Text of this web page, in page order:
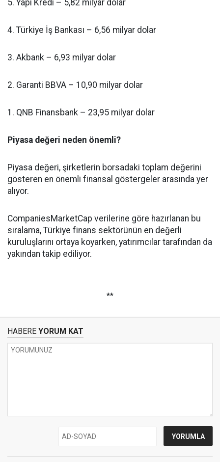
5. Yapı Kredi – 5,82 milyar dolar
4. Türkiye İş Bankası – 6,56 milyar dolar
3. Akbank – 6,93 milyar dolar
2. Garanti BBVA – 10,90 milyar dolar
1. QNB Finansbank – 23,95 milyar dolar
Piyasa değeri neden önemli?
Piyasa değeri, şirketlerin borsadaki toplam değerini
gösteren en önemli finansal göstergeler arasında yer
alıyor.
CompaniesMarketCap verilerine göre hazırlanan bu
sıralama, Türkiye finans sektörünün en değerli
kuruluşlarını ortaya koyarken, yatırımcılar tarafından da
yakından takip ediliyor.
**
HABERE YORUM KAT